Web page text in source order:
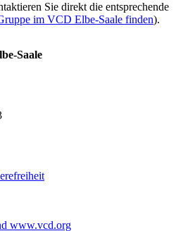
Sie direkt die entsprechende
im VCD Elbe-Saale finden).
Saale
www.vcd.org